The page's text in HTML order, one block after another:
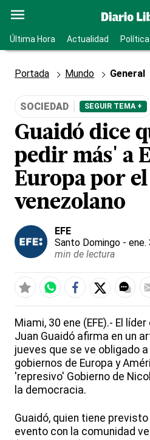
Última Hora Actualidad Política
Portada Mundo General
SOCIEDAD SEGUIR TEMA +
Guaidó dice
pedir más' a
Europa por
venezolano
EFE
Santo Domingo - ene.
min de lectura
Miami, 30 ene (EFE).- El
Juan Guaidó afirma en un
jueves que se ve obligado
gobiernos de Europa y
'represivo' Gobierno de
la democracia.
Guaidó, quien tiene
evento con la comunidad